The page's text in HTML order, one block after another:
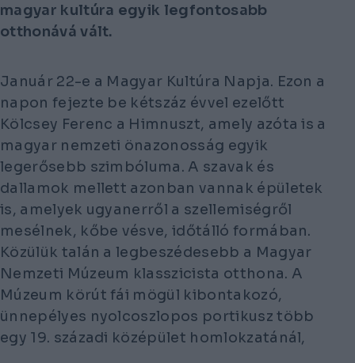
magyar kultúra egyik legfontosabb
otthonává vált.
Január 22-e a Magyar Kultúra Napja. Ezon a
napon fejezte be kétszáz évvel ezelőtt
Kölcsey Ferenc a Himnuszt, amely azóta is a
magyar nemzeti önazonosság egyik
legerősebb szimbóluma. A szavak és
dallamok mellett azonban vannak épületek
is, amelyek ugyanerről a szellemiségről
mesélnek, kőbe vésve, időtálló formában.
Közülük talán a legbeszédesebb a Magyar
Nemzeti Múzeum klasszicista otthona. A
Múzeum körút fái mögül kibontakozó,
ünnepélyes nyolcoszlopos portikusz több
egy 19. századi középület homlokzatánál,